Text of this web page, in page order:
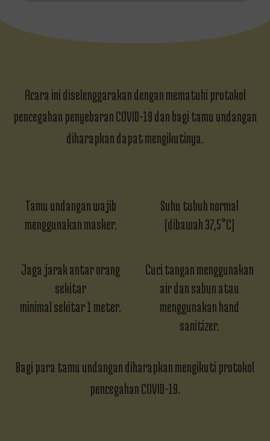
Acara ini diselenggarakan dengan mematuhi protokol
pencegahan penyebaran COVID-19 dan bagi tamu undangan
diharapkan dapat mengikutinya.
Tamu undangan wajib
menggunakan masker.
Jaga jarak antar orang
sekitar
minimal sekitar 1 meter.
Suhu tubuh normal
(dibawah 37,5°C)
Cuci tangan menggunakan
air dan sabun atau
menggunakan hand
sanitizer.
Bagi para tamu undangan diharapkan mengikuti protokol
pencegahan COVID-19.